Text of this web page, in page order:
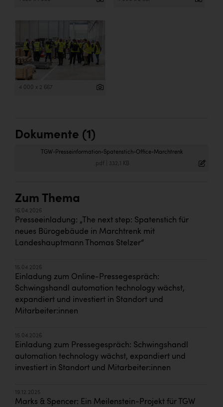
4 000 x 2 667
Dokumente (1)
TGW-Presseinformation-Spatenstich-Office-Marchtrenk
.pdf 332,1 KB
Zum Thema
16.04.2026
Presseeinladung: „The next step: Spatenstich für
neues Bürogebäude in Marchtrenk mit
Landeshauptmann Thomas Stelzer“
15.04.2026
Einladung zum Online-Pressegespräch:
Schwingshandl automation technology wächst,
expandiert und investiert in Standort und
Mitarbeiter:innen
15.04.2026
Einladung zum Pressegespräch: Schwingshandl
automation technology wächst, expandiert und
investiert in Standort und Mitarbeiter:innen
19.12.2025
Marks & Spencer: Ein Meilenstein-Projekt für TGW